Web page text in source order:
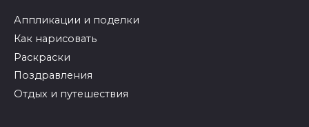
Аппликации и поделки
Как нарисовать
Раскраски
Поздравления
Отдых и путешествия